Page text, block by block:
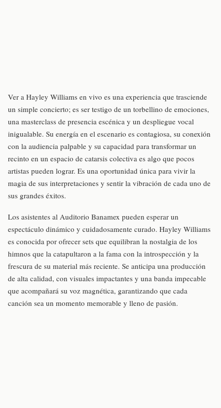
Ver a Hayley Williams en vivo es una experiencia que trasciende
un simple concierto; es ser testigo de un torbellino de emociones,
una masterclass de presencia escénica y un despliegue vocal
inigualable. Su energía en el escenario es contagiosa, su conexión
con la audiencia palpable y su capacidad para transformar un
recinto en un espacio de catarsis colectiva es algo que pocos
artistas pueden lograr. Es una oportunidad única para vivir la
magia de sus interpretaciones y sentir la vibración de cada uno de
sus grandes éxitos.
Los asistentes al Auditorio Banamex pueden esperar un
espectáculo dinámico y cuidadosamente curado. Hayley Williams
es conocida por ofrecer sets que equilibran la nostalgia de los
himnos que la catapultaron a la fama con la introspección y la
frescura de su material más reciente. Se anticipa una producción
de alta calidad, con visuales impactantes y una banda impecable
que acompañará su voz magnética, garantizando que cada
canción sea un momento memorable y lleno de pasión.